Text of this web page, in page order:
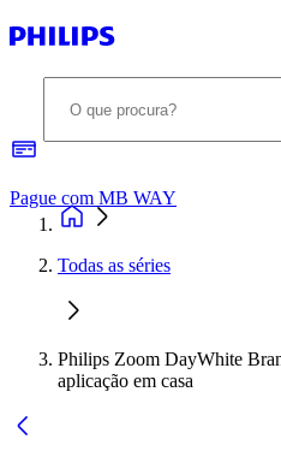
Pague com MB WAY
Todas as séries
Philips Zoom DayWhite
aplicação em casa